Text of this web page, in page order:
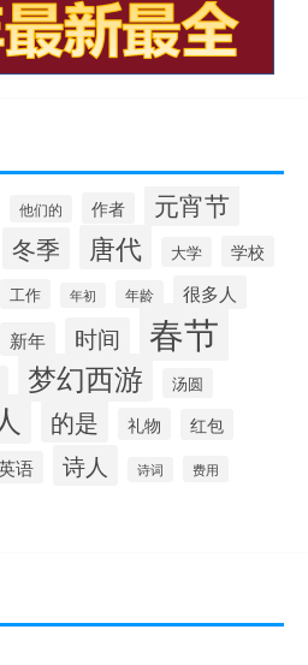
他们的 作者 元宵节
冬季 唐代 大学 学校
工作 年初 年龄 很多人
新年 时间 春节
梦幻西游 汤圆
的是 礼物
红包
语 诗人 诗词 费用